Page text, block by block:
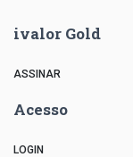
ivalor Gold
ASSINAR
Acesso
LOGIN